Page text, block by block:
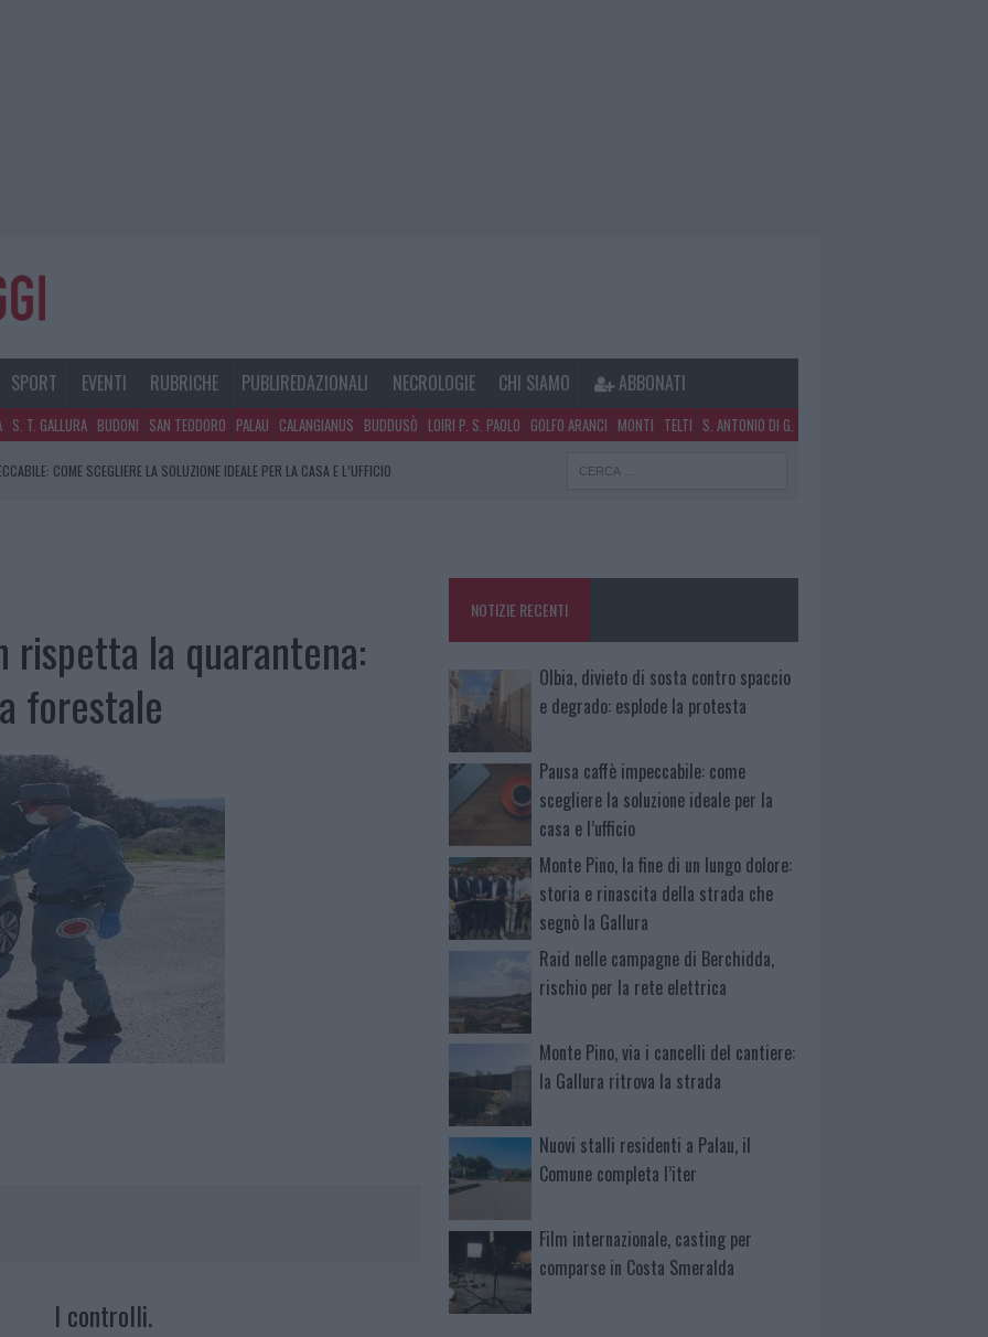
SPORT EVENTI RUBRICHE PUBLIREDAZIONALI NECROLOGIE CHI SIAMO ABBONATI
S. T. GALLURA BUDONI SAN TEODORO PALAU CALANGIANUS BUDDUSÒ LOIRI P. S. PAOLO GOLFO ARANCI MONTI TELTI S. ANTONIO DI G.
COME SCEGLIERE LA SOLUZIONE IDEALE PER LA CASA E L’UFFICIO
rispetta la quarantena:
forestale
I controlli.
NOTIZIE RECENTI
Olbia, divieto di sosta contro spaccio
e degrado: esplode la protesta
Pausa caffè impeccabile: come
scegliere la soluzione ideale per la
casa e l’ufficio
Monte Pino, la fine di un lungo dolore:
storia e rinascita della strada che
segnò la Gallura
Raid nelle campagne di Berchidda,
rischio per la rete elettrica
Monte Pino, via i cancelli del cantiere:
la Gallura ritrova la strada
Nuovi stalli residenti a Palau, il
Comune completa l’iter
Film internazionale, casting per
comparse in Costa Smeralda